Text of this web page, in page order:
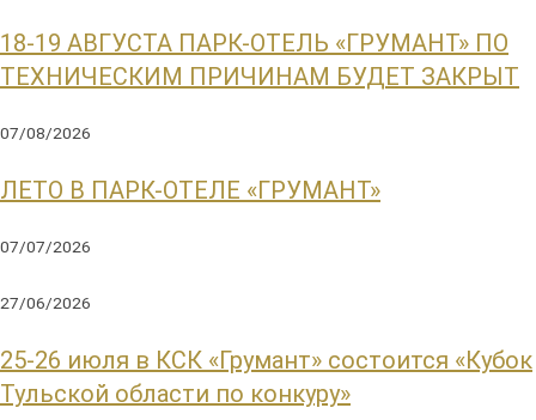
18-19 АВГУСТА ПАРК-ОТЕЛЬ «ГРУМАНТ» ПО
ТЕХНИЧЕСКИМ ПРИЧИНАМ БУДЕТ ЗАКРЫТ
07/08/2026
ЛЕТО В ПАРК-ОТЕЛЕ «ГРУМАНТ»
07/07/2026
27/06/2026
25-26 июля в КСК «Грумант» состоится «Кубок
Тульской области по конкуру»